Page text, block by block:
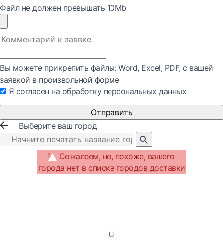
Файл не должен превышать 10Mb
Вы можете прикрепить файлы: Word, Exсel, PDF, с вашей
заявкой в произвольной форме
Я согласен на обработку персональных данных
Отправить
Выберите ваш город
Сожалеем, но, похоже, вашего
города нет в списке городов доставки